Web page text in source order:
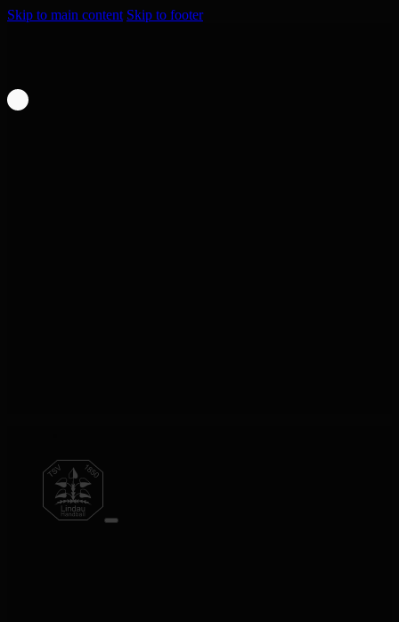
Skip to main content Skip to footer